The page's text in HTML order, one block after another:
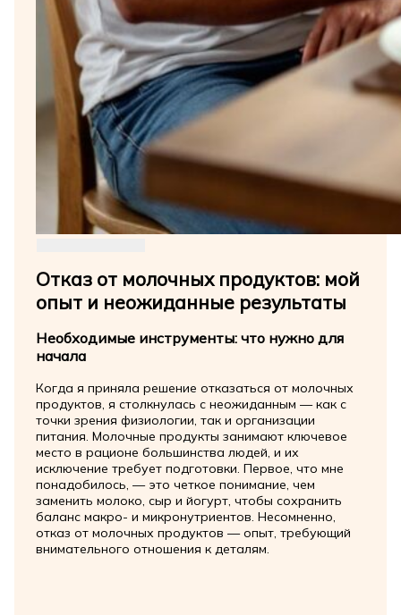
Отказ от молочных продуктов: мой
опыт и неожиданные результаты
Необходимые инструменты: что нужно для
начала
Когда я приняла решение отказаться от молочных
продуктов, я столкнулась с неожиданным — как с
точки зрения физиологии, так и организации
питания. Молочные продукты занимают ключевое
место в рационе большинства людей, и их
исключение требует подготовки. Первое, что мне
понадобилось, — это четкое понимание, чем
заменить молоко, сыр и йогурт, чтобы сохранить
баланс макро- и микронутриентов. Несомненно,
отказ от молочных продуктов — опыт, требующий
внимательного отношения к деталям.